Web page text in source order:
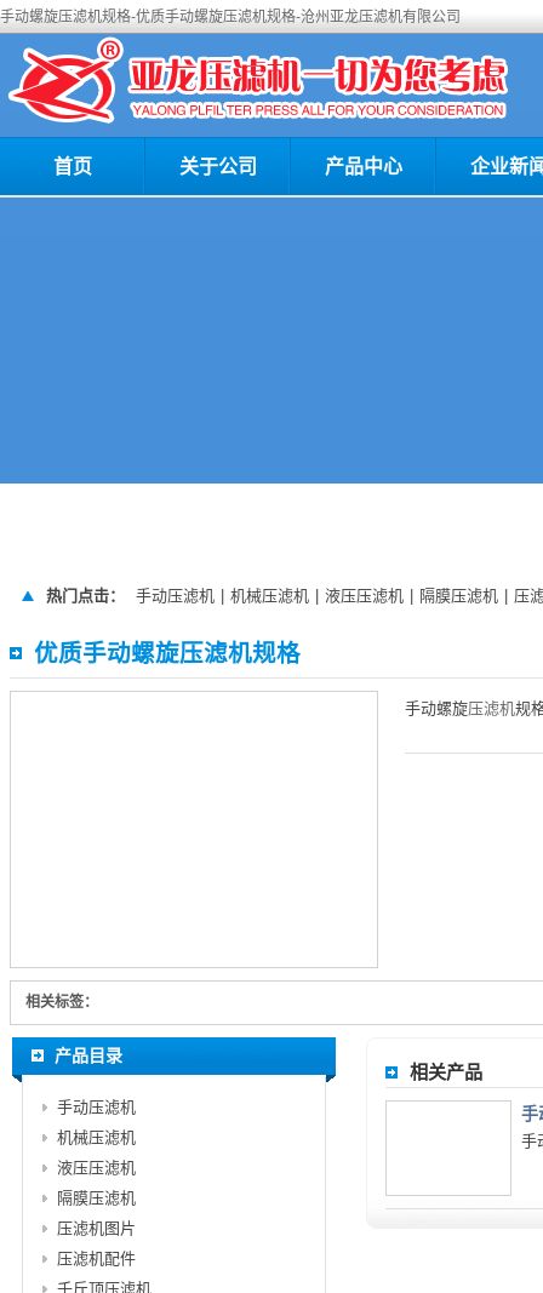
手动螺旋压滤机规格-优质手动螺旋压滤机规格-沧州亚龙压滤机有限公司
首页 关于公司 产品中心 企业新
热门点击： 手动压滤机 机械压滤机 液压压滤机 隔膜压滤机 压
优质手动螺旋压滤机规格
手动螺旋压滤机规
相关标签：
相关产品
手
手
产品目录
手动压滤机
机械压滤机
液压压滤机
隔膜压滤机
压滤机图片
压滤机配件
千斤顶压滤机